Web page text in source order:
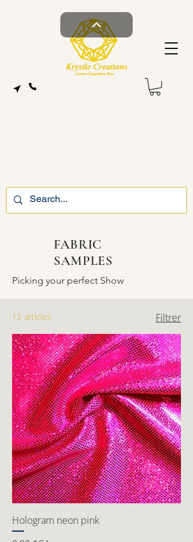
FABRIC
SAMPLES
Picking your perfect Show
12 articles Filtrer
Hologram neon pink